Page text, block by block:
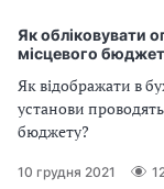
Як обліковувати
місцевого
Як відображати в
установи
бюджету?
10 грудня 2021